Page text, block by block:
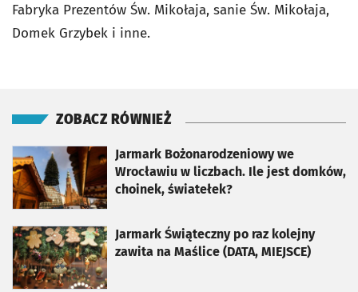
Fabryka Prezentów Św. Mikołaja, sanie Św. Mikołaja,
Domek Grzybek i inne.
ZOBACZ RÓWNIEŻ
Jarmark Bożonarodzeniowy we
Wrocławiu w liczbach. Ile jest domków,
choinek, światełek?
otworzy się w nowej karcie
Jarmark Świąteczny po raz kolejny
zawita na Maślice (DATA, MIEJSCE)
otworzy się w nowej karcie